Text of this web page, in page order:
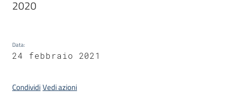
2020
Data:
24 febbraio 2021
CondividiVedi azioni